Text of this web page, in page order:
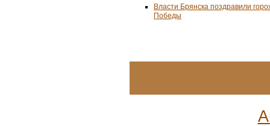
Власти Брянска поздравили
Победы